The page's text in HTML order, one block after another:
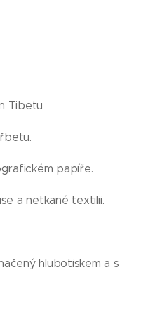
Tibetu
papíře.
a netkané textilii.
hlubotiskem a s